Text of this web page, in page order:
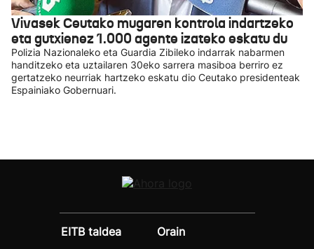
Vivasek Ceutako mugaren kontrola indartzeko
eta gutxienez 1.000 agente izateko eskatu du
Polizia Nazionaleko eta Guardia Zibileko indarrak nabarmen
handitzeko eta uztailaren 30eko sarrera masiboa berriro ez
gertatzeko neurriak hartzeko eskatu dio Ceutako presidenteak
Espainiako Gobernuari.
EITB taldea
Orain